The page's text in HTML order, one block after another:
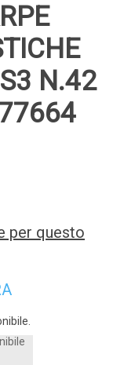
N.42
per questo